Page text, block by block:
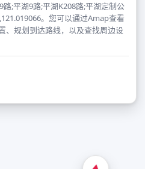
;平湖9路;平湖K208路;平湖定制公
。您可以通过Amap查看
、规划到达路线，以及查找周边设